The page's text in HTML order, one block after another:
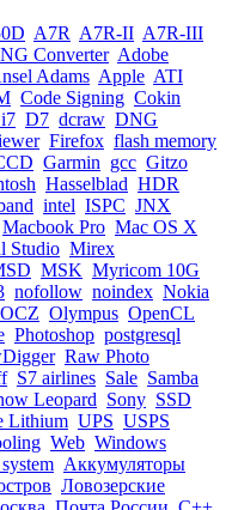
A7R A7R-II A7R-III
Converter Adobe
Adams Apple ATI
Code Signing Cokin
D7 dcraw DNG
Firefox flash memory
Garmin gcc Gitzo
Hasselblad HDR
intel ISPC JNX
Macbook Pro Mac OS X
Studio Mirex
MSK Myricom 10G
nofollow noindex Nokia
OCZ Olympus OpenCL
Photoshop postgresql
Raw Photo
S7 airlines Sale Samba
Leopard Sony SSD
Lithium UPS USPS
Web Windows
Аккумуляторы
Ловозерские